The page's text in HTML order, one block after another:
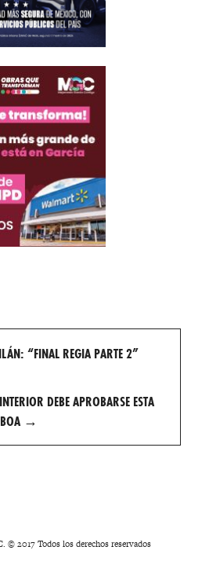
“FINAL REGIA PARTE 2”
DEBE APROBARSE ESTA
→
© 2017 Todos los derechos reservados